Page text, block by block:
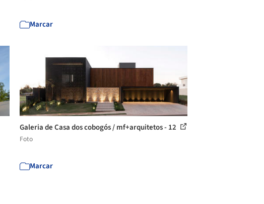
Marcar
Galeria de Casa dos cobogós / mf+arquitetos - 12
Foto
Marcar